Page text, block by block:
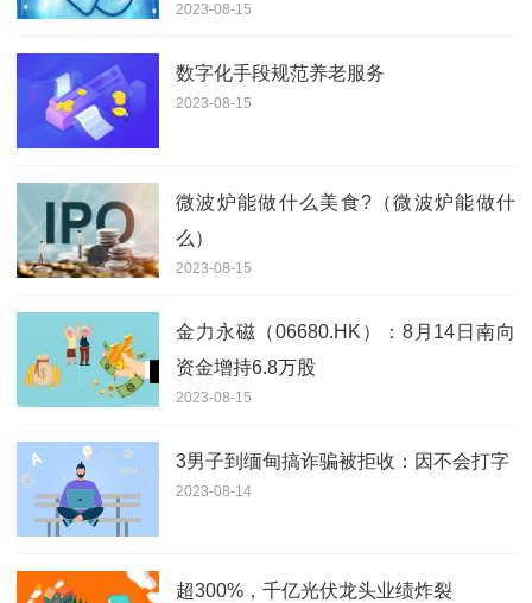
2023-08-15
数字化手段规范养老服务
2023-08-15
微波炉能做什么美食?（微波炉能做什
么）
2023-08-15
金力永磁（06680.HK）：8月14日南向
资金增持6.8万股
2023-08-15
3男子到缅甸搞诈骗被拒收：因不会打字
2023-08-14
超300%，千亿光伏龙头业绩炸裂